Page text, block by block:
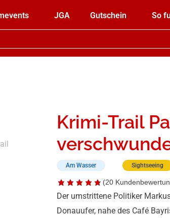
JGA Gutschein So
Krimi-Trail
Am Wasser Sightseeing
(20
Der umstrittene Politiker
Donauufer, nahe des Café